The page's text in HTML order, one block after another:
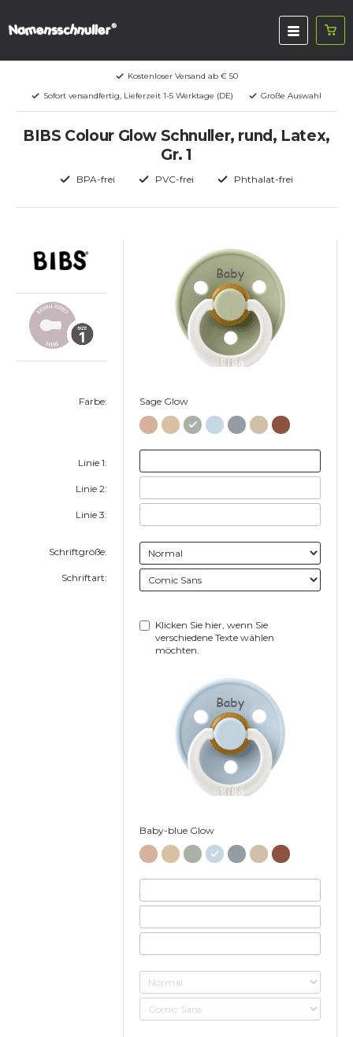
Kostenloser Versand ab € 50
Sofort versandfertig, Lieferzeit 1-5 Werktage (DE)
Große Auswahl
BIBS Colour Glow Schnuller, rund, Latex,
Gr. 1
BPA-frei PVC-frei Phthalat-frei
Farbe:
Linie 1:
Linie 2:
Linie 3:
Schriftgröße:
Schriftart:
Baby
Sage Glow
Klicken Sie hier, wenn Sie
verschiedene Texte wählen
möchten.
Baby
Baby-blue Glow